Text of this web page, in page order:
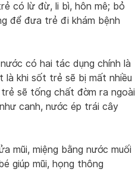
có lừ đừ, li bì, hôn mê; bỏ
để đưa trẻ đi khám bệnh
có hai tác dụng chính là
là khi sốt trẻ sẽ bị mất nhiều
sẽ tống chất đờm ra ngoài
canh, nước ép trái cây
mũi, miệng bằng nước muối
giúp mũi, họng thông